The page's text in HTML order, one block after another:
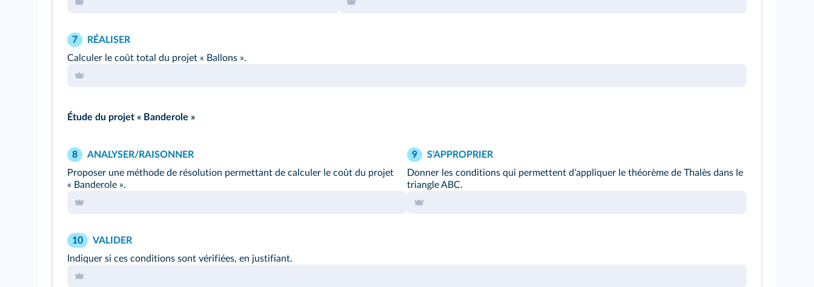
7
RÉALISER
Calculer le coût total du projet « Ballons ».
Étude du projet « Banderole »
8
ANALYSER/RAISONNER
Proposer une méthode de résolution permettant de calculer le coût du projet
« Banderole ».
9
S'APPROPRIER
Donner les conditions qui permettent d'appliquer le théorème de Thalès dans le
triangle ABC.
10
VALIDER
Indiquer si ces conditions sont vérifiées, en justifiant.